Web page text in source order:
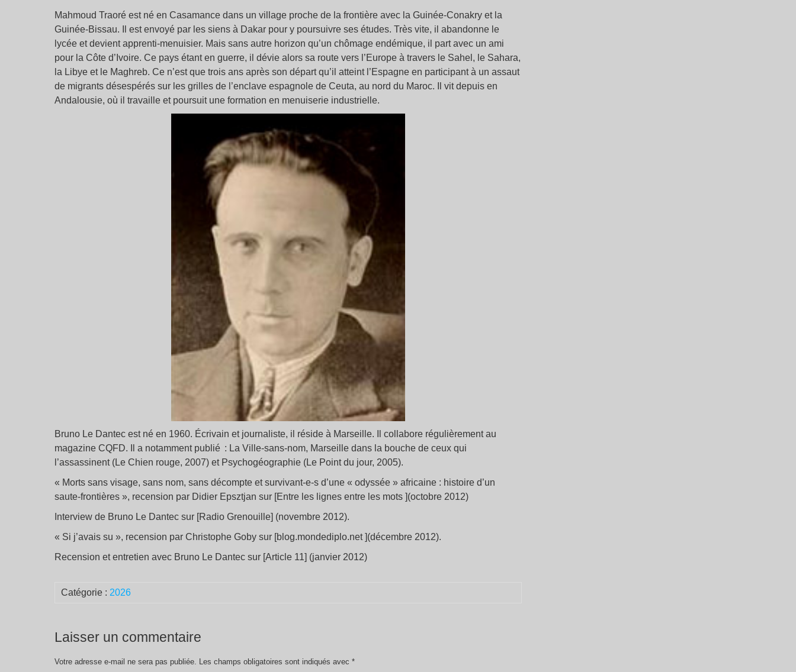
Mahmoud Traoré est né en Casamance dans un village proche de la frontière avec la Guinée-Conakry et la
Guinée-Bissau. Il est envoyé par les siens à Dakar pour y poursuivre ses études. Très vite, il abandonne le
lycée et devient apprenti-menuisier. Mais sans autre horizon qu’un chômage endémique, il part avec un ami
pour la Côte d’Ivoire. Ce pays étant en guerre, il dévie alors sa route vers l’Europe à travers le Sahel, le Sahara,
la Libye et le Maghreb. Ce n’est que trois ans après son départ qu’il atteint l’Espagne en participant à un assaut
de migrants désespérés sur les grilles de l’enclave espagnole de Ceuta, au nord du Maroc. Il vit depuis en
Andalousie, où il travaille et poursuit une formation en menuiserie industrielle.
Bruno Le Dantec est né en 1960. Écrivain et journaliste, il réside à Marseille. Il collabore régulièrement au
magazine CQFD. Il a notamment publié : La Ville-sans-nom, Marseille dans la bouche de ceux qui
l’assassinent (Le Chien rouge, 2007) et Psychogéographie (Le Point du jour, 2005).
« Morts sans visage, sans nom, sans décompte et survivant-e-s d’une « odyssée » africaine : histoire d’un
saute-frontières », recension par Didier Epsztjan sur [Entre les lignes entre les mots ](octobre 2012)
Interview de Bruno Le Dantec sur [Radio Grenouille] (novembre 2012).
« Si j’avais su », recension par Christophe Goby sur [blog.mondediplo.net ](décembre 2012).
Recension et entretien avec Bruno Le Dantec sur [Article 11] (janvier 2012)
Catégorie : 2026
Laisser un commentaire
Votre adresse e-mail ne sera pas publiée. Les champs obligatoires sont indiqués avec *